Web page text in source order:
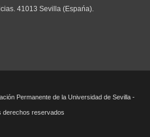
41013 Sevilla (Espańa).
Permanente de la Universidad de Sevilla -
derechos reservados